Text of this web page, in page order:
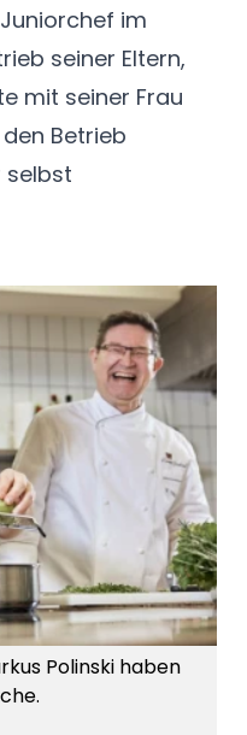
im
seiner Eltern,
mit seiner Frau
Betrieb
selbst
Polinski haben